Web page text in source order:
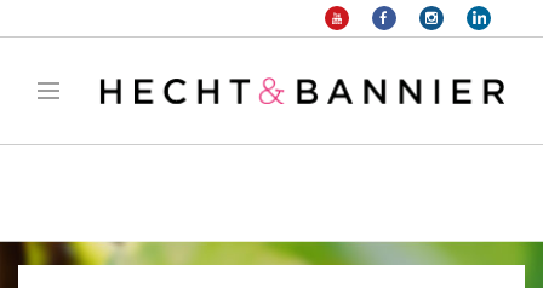
: filter_var() expects parameter 2 to be long, string given in
manager/public/frontend.phpon line 1149